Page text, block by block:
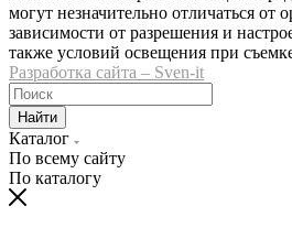
могут незначительно отличаться от
зависимости от разрешения и
также условий освещения при
Разработка сайта – Sven-it
Найти
Каталог
По всему сайту
По каталогу